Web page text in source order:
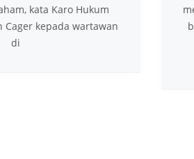
kata Karo Hukum
Cager kepada wartawan
di